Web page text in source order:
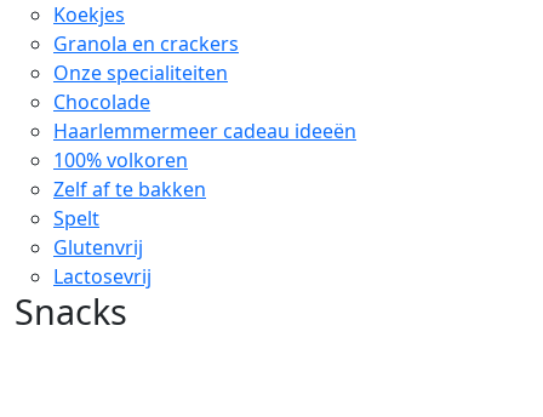
Koekjes
Granola en crackers
Onze specialiteiten
Chocolade
Haarlemmermeer cadeau ideeën
100% volkoren
Zelf af te bakken
Spelt
Glutenvrij
Lactosevrij
Snacks